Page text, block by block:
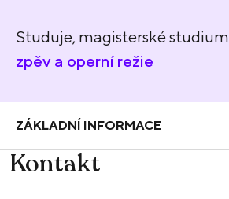
Studuje, magisterské studium
zpěv a operní režie
ZÁKLADNÍ INFORMACE
Kontakt